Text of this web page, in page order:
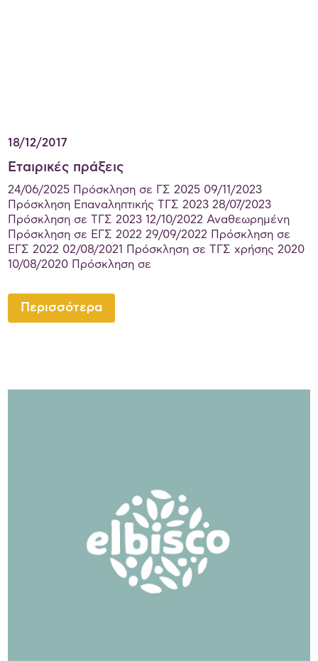
18/12/2017
Εταιρικές πράξεις
24/06/2025 Πρόσκληση σε ΓΣ 2025 09/11/2023
Πρόσκληση Eπαναληπτικής ΤΓΣ 2023 28/07/2023
Πρόσκληση σε TΓΣ 2023 12/10/2022 Αναθεωρημένη
Πρόσκληση σε ΕΓΣ 2022 29/09/2022 Πρόσκληση σε
ΕΓΣ 2022 02/08/2021 Πρόσκληση σε ΤΓΣ χρήσης 2020
10/08/2020 Πρόσκληση σε
Περισσότερα